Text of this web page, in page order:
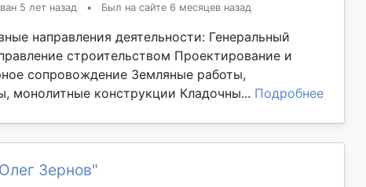
5 лет назад • Был на сайте 6 месяцев назад
направления деятельности: Генеральный
строительством Проектирование и
сопровождение Земляные работы,
монолитные конструкции Кладочны... Подробнее
Зернов"